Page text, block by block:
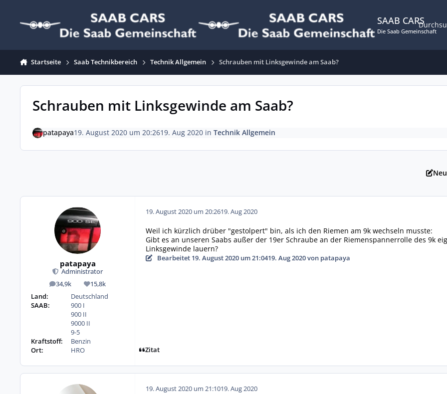
SAAB CARS
Die Saab Gemeinschaft
Startseite Saab Technikbereich Technik Allgemein Schrauben mit Linksgewinde am Saab?
Schrauben mit Linksgewinde am Saab?
patapaya19. August 2020 um 20:2619. Aug 2020in Technik Allgemein
patapaya
Administrator
34,9k
Beiträge 15,8k
Reputation
Land:
Deutschland
SAAB:
900 I
900 II
9000 II
9-5
Kraftstoff:
Benzin
Ort:
HRO
19. August 2020 um 20:2619. Aug 2020
Weil ich kürzlich drüber "gestolpert" bin, als ich den Riemen am 9k wechseln musste:
Gibt es an unseren Saabs außer der 19er Schraube an der Riemenspannerrolle des 9k
Linksgewinde lauern?
Bearbeitet 19. August 2020 um 21:0419. Aug 2020von patapaya
Zitat
19. August 2020 um 21:1019. Aug 2020